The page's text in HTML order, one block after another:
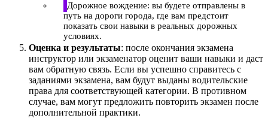
Дорожное вождение: вы будете отправлены в
путь на дороги города, где вам предстоит
показать свои навыки в реальных дорожных
условиях.
Оценка и результаты: после окончания экзамена
инструктор или экзаменатор оценит ваши навыки и даст
вам обратную связь. Если вы успешно справитесь с
заданиями экзамена, вам будут выданы водительские
права для соответствующей категории. В противном
случае, вам могут предложить повторить экзамен после
дополнительной практики.